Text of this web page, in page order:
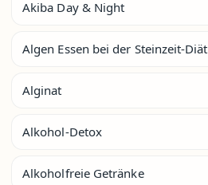
Akiba Day & Night
Algen Essen bei der Steinzeit-Diät
Alginat
Alkohol-Detox
Alkoholfreie Getränke